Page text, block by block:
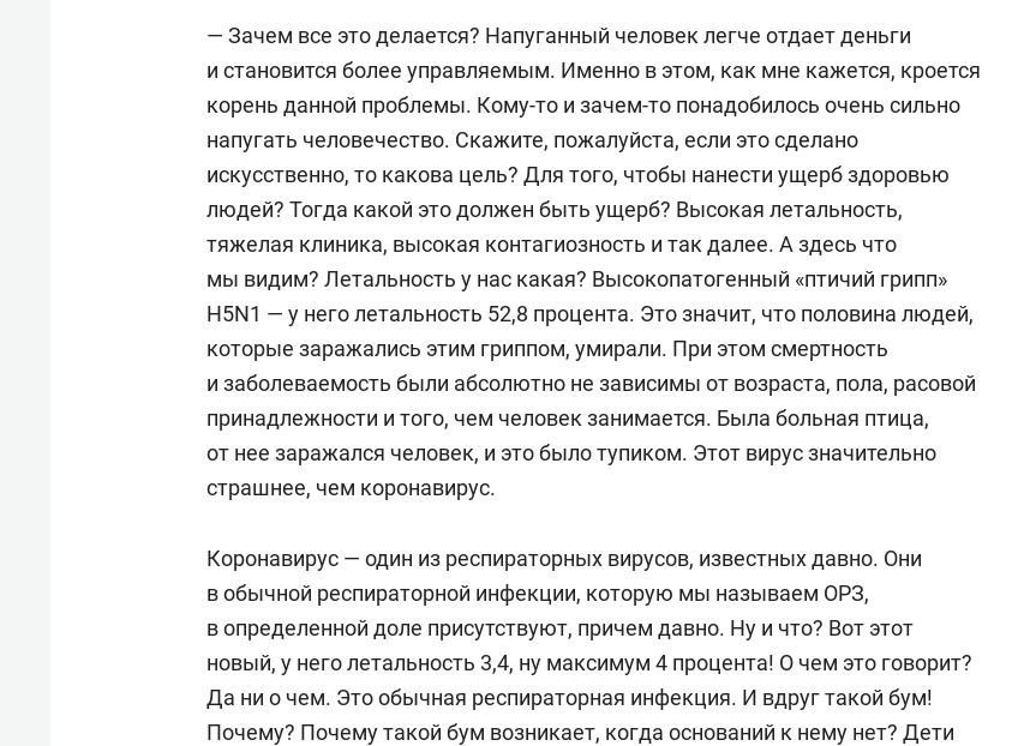
— Зачем все это делается? Напуганный человек легче отдает деньги
и становится более управляемым. Именно в этом, как мне кажется, кроется
корень данной проблемы. Кому-то и зачем-то понадобилось очень сильно
напугать человечество. Скажите, пожалуйста, если это сделано
искусственно, то какова цель? Для того, чтобы нанести ущерб здоровью
людей? Тогда какой это должен быть ущерб? Высокая летальность,
тяжелая клиника, высокая контагиозность и так далее. А здесь что
мы видим? Летальность у нас какая? Высокопатогенный «птичий грипп»
H5N1 — у него летальность 52,8 процента. Это значит, что половина людей,
которые заражались этим гриппом, умирали. При этом смертность
и заболеваемость были абсолютно не зависимы от возраста, пола, расовой
принадлежности и того, чем человек занимается. Была больная птица,
от нее заражался человек, и это было тупиком. Этот вирус значительно
страшнее, чем коронавирус.
Коронавирус — один из респираторных вирусов, известных давно. Они
в обычной респираторной инфекции, которую мы называем ОРЗ,
в определенной доле присутствуют, причем давно. Ну и что? Вот этот
новый, у него летальность 3,4, ну максимум 4 процента! О чем это говорит?
Да ни о чем. Это обычная респираторная инфекция. И вдруг такой бум!
Почему? Почему такой бум возникает, когда оснований к нему нет? Дети